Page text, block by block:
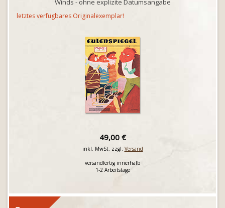
Winds - ohne explizite Datumsangabe
letztes verfügbares Originalexemplar!
49,00 €
inkl. MwSt. zzgl. Versand
versandfertig innerhalb
1-2 Arbeitstage